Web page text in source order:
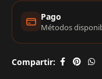
Pago
Métodos
Compartir: